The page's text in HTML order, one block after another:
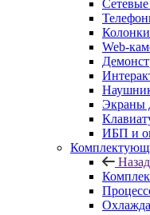
Колонки
Web-
Экраны
ИБП и
Назад